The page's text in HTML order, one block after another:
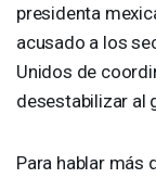
presidenta
acusado a los
Unidos de
desestabilizar al
Para hablar más